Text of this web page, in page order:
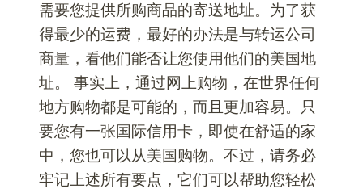
需要您提供所购商品的寄送地址。为了获
得最少的运费，最好的办法是与转运公司
商量，看他们能否让您使用他们的美国地
址。 事实上，通过网上购物，在世界任何
地方购物都是可能的，而且更加容易。只
要您有一张国际信用卡，即使在舒适的家
中，您也可以从美国购物。不过，请务必
牢记上述所有要点，它们可以帮助您轻松